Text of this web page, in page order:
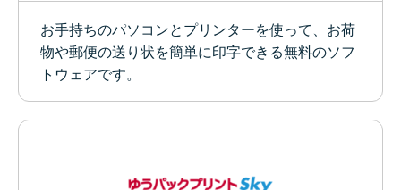
お手持ちのパソコンとプリンターを使って、お荷
物や郵便の送り状を簡単に印字できる無料のソフ
トウェアです。